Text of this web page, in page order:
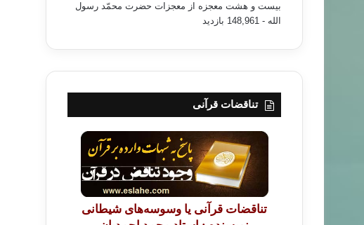
بیست و هشت معجزه از معجزات حضرت محمّد رسول
الله - 148,961 بازدید
تناقضات قرآنی
تناقضات قرآنی یا وسوسه‌های شیطانی